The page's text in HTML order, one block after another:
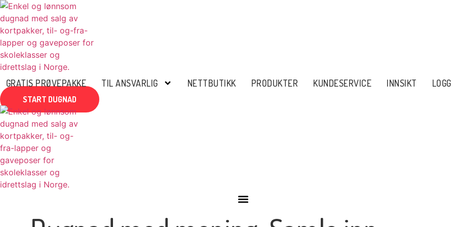
Skip
to
content
GRATIS PRØVEPAKKE TIL ANSVARLIG NETTBUTIKK PRODUKTER KUNDESERVICE INNSIKT
START DUGNAD